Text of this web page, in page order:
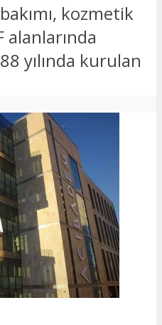
kozmetik
alanlarında
yılında kurulan